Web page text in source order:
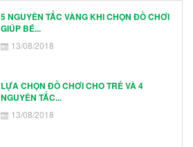
5 NGUYÊN TẮC VÀNG KHI CHỌN ĐỒ CHƠI
GIÚP BÉ...
13/08/2018
LỰA CHỌN ĐỒ CHƠI CHO TRẺ VÀ 4
NGUYÊN TẮC...
13/08/2018